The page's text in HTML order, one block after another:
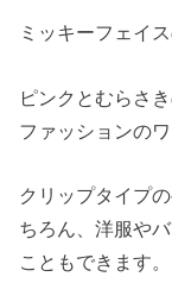
ミッキーフェイ
ピンクとむらさ
ファッションの
クリップタイプ
ちろん、洋服や
こともできます。